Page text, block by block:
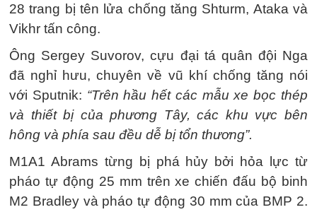
28 trang bị tên lửa chống tăng Shturm, Ataka và
Vikhr tấn công.
Ông Sergey Suvorov, cựu đại tá quân đội Nga
đã nghỉ hưu, chuyên về vũ khí chống tăng nói
với Sputnik: “Trên hầu hết các mẫu xe bọc thép
và thiết bị của phương Tây, các khu vực bên
hông và phía sau đều dễ bị tổn thương”.
M1A1 Abrams từng bị phá hủy bởi hỏa lực từ
pháo tự động 25 mm trên xe chiến đấu bộ binh
M2 Bradley và pháo tự động 30 mm của BMP 2.